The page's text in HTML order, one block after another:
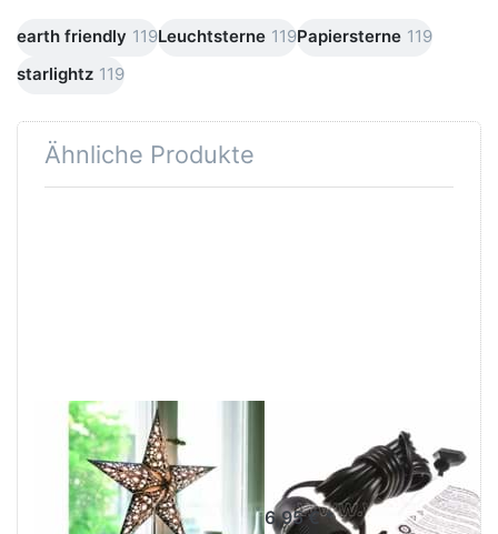
earth friendly 119Leuchtsterne 119Papiersterne 119
starlightz 119
Ähnliche Produkte
EARTH FRIENDLY
starlightz table
stand
Lampenfuß M
Verstromung
schwarz 4 m
6,95 € *